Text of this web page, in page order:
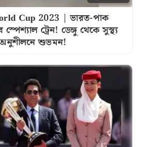
Cup 2023 | ভারত-পাক
ট্রেন! ডেঙ্গু থেকে সুস্থ্য
শুভমন!